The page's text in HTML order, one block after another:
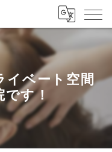
イベート空間
です！